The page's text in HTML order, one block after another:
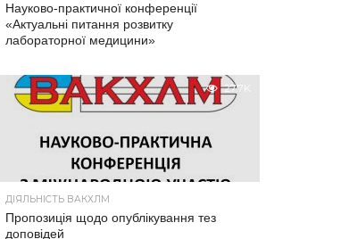
Науково-практичної конференції
«Актуальні питання розвитку
лабораторної медицини»
27.7K
ДІЯЛЬНІСТЬ ВАКХЛМ
Пропозиція щодо опублікування тез
доповідей